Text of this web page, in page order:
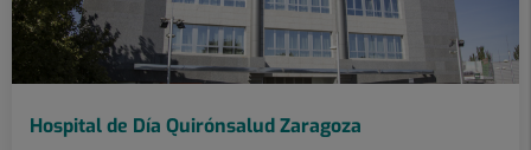
Hospital de Día Quirónsalud Zaragoza